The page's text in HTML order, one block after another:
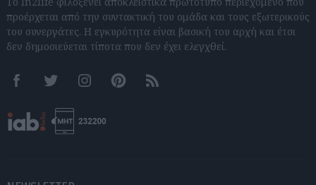
προέρχεται από την συντακτική του ομάδα και τους εξωτερικούς
του συνεργάτες. Η εγκυρότητα είναι βασική του αρχή και έτσι
δεν δημοσιεύεται τίποτα που δεν έχει ελεγχθεί.
FacebookTwitter InstagramPinterestRSS feeds